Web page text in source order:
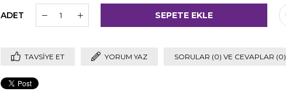
ADET
TAVSIYE ET YORUM YAZ SORULAR (0) VE CEVAPLAR (0)